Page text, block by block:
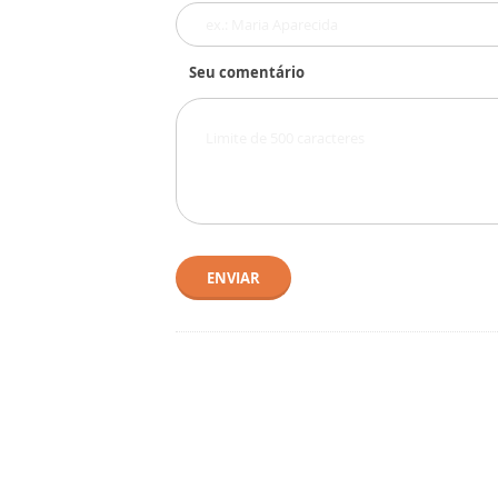
Seu comentário
ENVIAR